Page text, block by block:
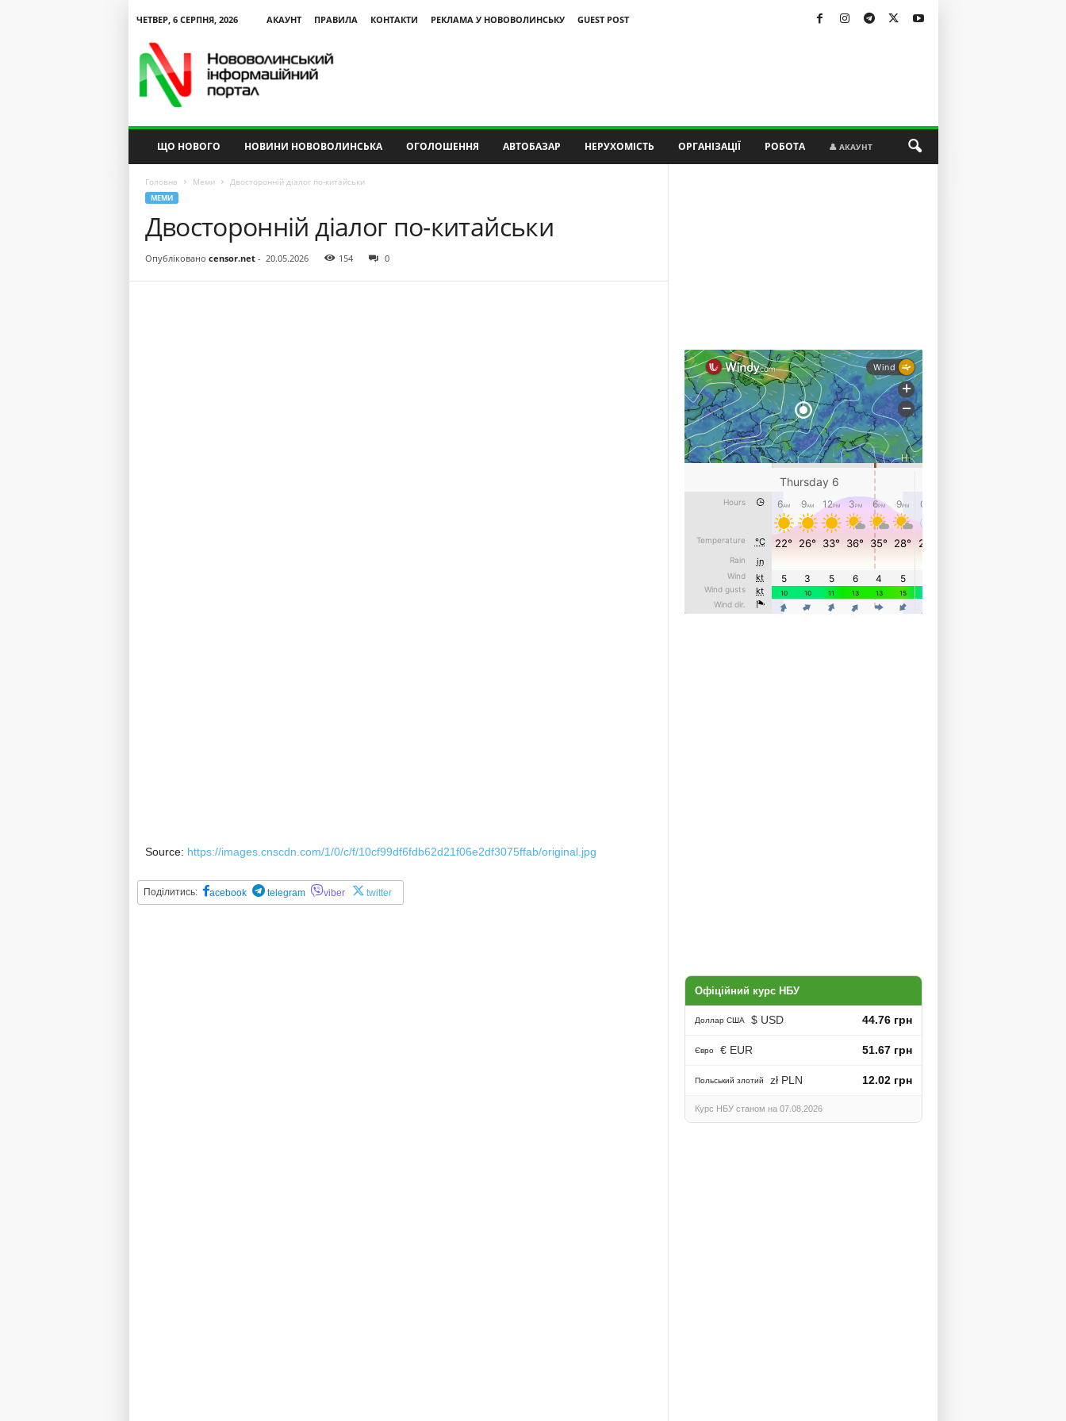
ЧЕТВЕР, 6 СЕРПНЯ, 2026 АКАУНТ ПРАВИЛА КОНТАКТИ РЕКЛАМА У НОВОВОЛИНСЬКУ
GUEST POST
ЩО НОВОГО НОВИНИ НОВОВОЛИНСЬКА ОГОЛОШЕННЯ АВТОБАЗАР НЕРУХОМІСТЬ ОРГАНІЗАЦІЇ РОБОТА 👤 АКАУНТ
Головна Меми Двосторонній діалог по-китайськи
МЕМИ
Двосторонній діалог по-китайськи
Опубліковано censor.net- 20.05.2026 154 0
Source: https://images.cnscdn.com/1/0/c/f/10cf99df6fdb62d21f06e2df3075ffab/original.jpg
Поділитись: acebook telegram viber twitter
Офіційний курс НБУ
Доллар США $ USD 44.76 грн
Євро € EUR 51.67 грн
Польський злотий zł PLN 12.02 грн
Курс НБУ станом на 07.08.2026